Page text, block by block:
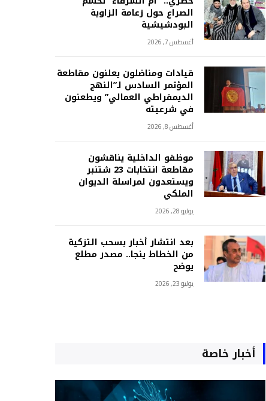
الصراع حول زعامة الزاوية
البودشيشية
أغسطس 7, 2026
قيادات ومناضلون يعلنون مقاطعة
المؤتمر السادس لـ”النهج
الديمقراطي العمالي” ويطعنون
في شرعيته
أغسطس 8, 2026
موظفو الداخلية يناقشون
مقاطعة انتخابات 23 شتنبر
ويستعدون لمراسلة الديوان
الملكي
يوليو 28, 2026
بعد انتشار أخبار بسحب التزكية
من الخطاط ينجا.. مصدر مطلع
يوضح
يوليو 23, 2026
أخبار خاصة